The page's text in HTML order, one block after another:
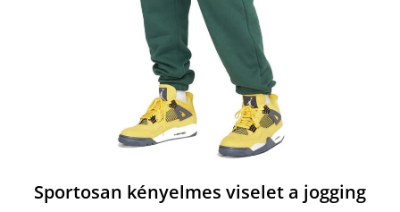
Sportosan kényelmes viselet a jogging